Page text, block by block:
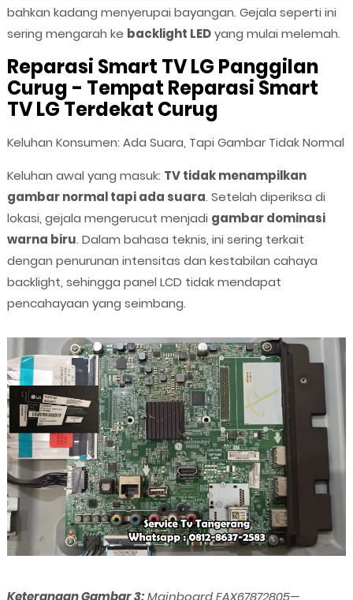
bahkan kadang menyerupai bayangan. Gejala seperti ini
sering mengarah ke backlight LEDyang mulai melemah.
Reparasi Smart TV LG Panggilan
Curug - Tempat Reparasi Smart
TV LG Terdekat Curug
Keluhan Konsumen: Ada Suara, Tapi Gambar Tidak Normal
Keluhan awal yang masuk: TV tidak menampilkan
gambar normal tapi ada suara. Setelah diperiksa di
lokasi, gejala mengerucut menjadi gambar dominasi
warna biru. Dalam bahasa teknis, ini sering terkait
dengan penurunan intensitas dan kestabilan cahaya
backlight, sehingga panel LCD tidak mendapat
pencahayaan yang seimbang.